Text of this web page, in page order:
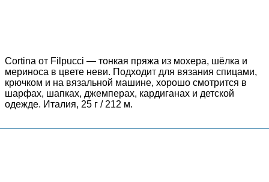
Cortina от Filpucci — тонкая пряжа из мохера, шёлка и
мериноса в цвете неви. Подходит для вязания спицами,
крючком и на вязальной машине, хорошо смотрится в
шарфах, шапках, джемперах, кардиганах и детской
одежде. Италия, 25 г / 212 м.